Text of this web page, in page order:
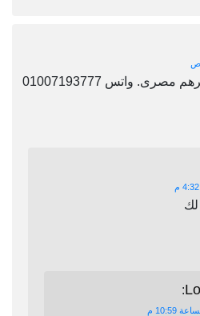
واتس 01007193777
لك
: